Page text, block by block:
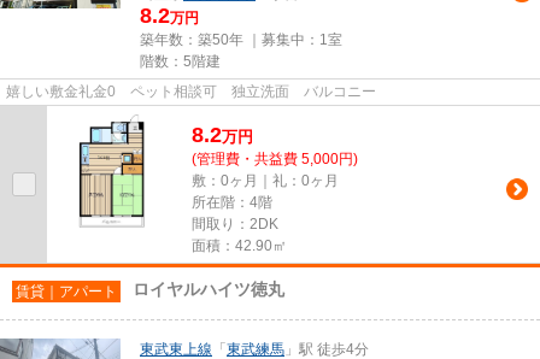
8.2万円
築年数：築50年 ｜募集中： 1室
階数：5階建
嬉しい敷金礼金0 ペット相談可 独立洗面 バルコニー
8.2万円
(管理費・共益費 5,000円)
敷：0ヶ月｜礼：0ヶ月
所在階：4階
間取り：2DK
面積：42.90㎡
賃貸｜アパート ロイヤルハイツ徳丸
東武東上線 「 東武練馬 」駅 徒歩4分